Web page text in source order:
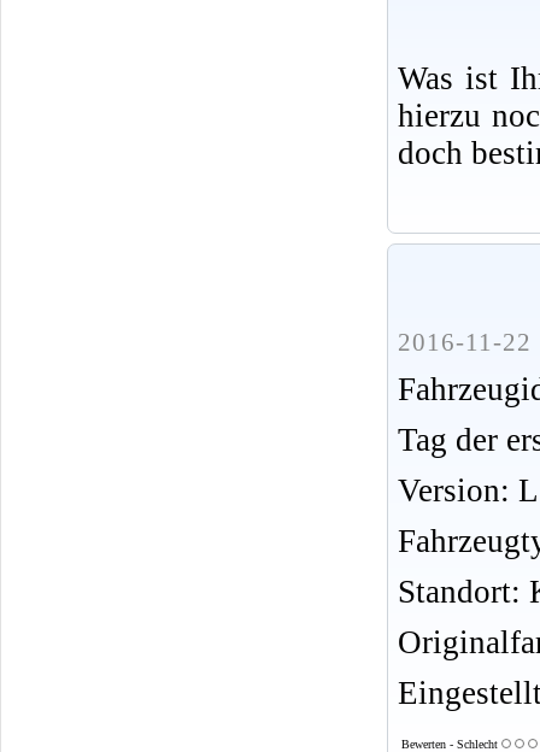
Was ist
hierzu
doch
2016-11-22
Tag der
Version:
Standort:
Bewerten - Schlecht